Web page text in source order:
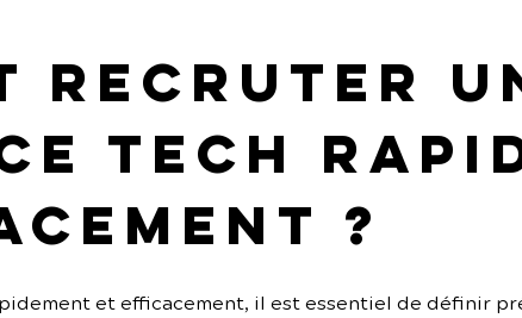
recruter
tech
?
et efficacement, il est essentiel de définir